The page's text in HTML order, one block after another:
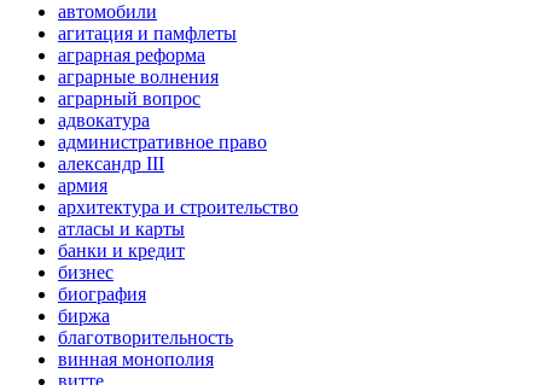
автомобили
агитация и памфлеты
аграрная реформа
аграрные волнения
аграрный вопрос
адвокатура
административное право
александр III
армия
архитектура и строительство
атласы и карты
банки и кредит
бизнес
биография
биржа
благотворительность
винная монополия